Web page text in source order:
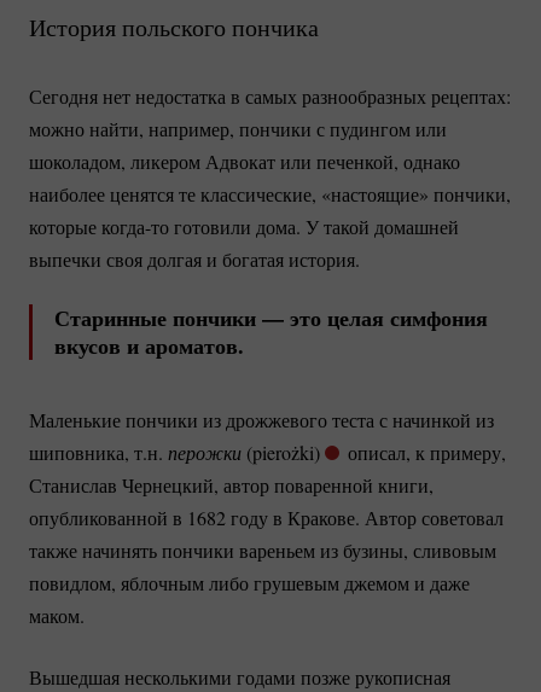
История польского пончика
Сегодня нет недостатка в самых разнообразных рецептах:
можно найти, например, пончики с пудингом или
шоколадом, ликером Адвокат или печенкой, однако
наиболее ценятся те классические, «настоящие» пончики,
которыекогда-тоготовили дома. У такой домашней
выпечки своя долгая и богатая история.
Старинные пончики — это целая симфония
вкусов и ароматов.
Маленькие пончики из дрожжевого теста с начинкой из
шиповника, т.н. перожки (pierożki)
описал, к примеру,
Станислав Чернецкий, автор поваренной книги,
опубликованной в 1682 году в Кракове. Автор советовал
также начинять пончики вареньем из бузины, сливовым
повидлом, яблочным либо грушевым джемом и даже
маком.
Вышедшая несколькими годами позже рукописная